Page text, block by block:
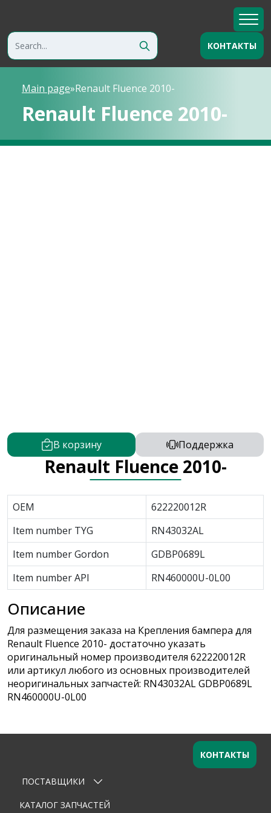
КОНТАКТЫ
Main page»Renault Fluence 2010-
Renault Fluence 2010-
В корзину Поддержка
Renault Fluence 2010-
OEM
622220012R
Item number TYG
RN43032AL
Item number Gordon
GDBP0689L
Item number API
RN460000U-0L00
Описание
Для размещения заказа на Крепления бампера для
Renault Fluence 2010- достаточно указать
оригинальный номер производителя 622220012R
или артикул любого из основных производителей
неоригинальных запчастей: RN43032AL GDBP0689L
RN460000U-0L00
Оставьте заявку
Ваше имя
ПОСТАВЩИКИ
КАТАЛОГ ЗАПЧАСТЕЙ
КОНТАКТЫ